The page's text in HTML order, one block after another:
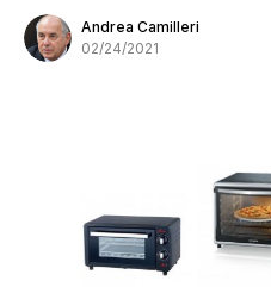
Andrea Camilleri
02/24/2021